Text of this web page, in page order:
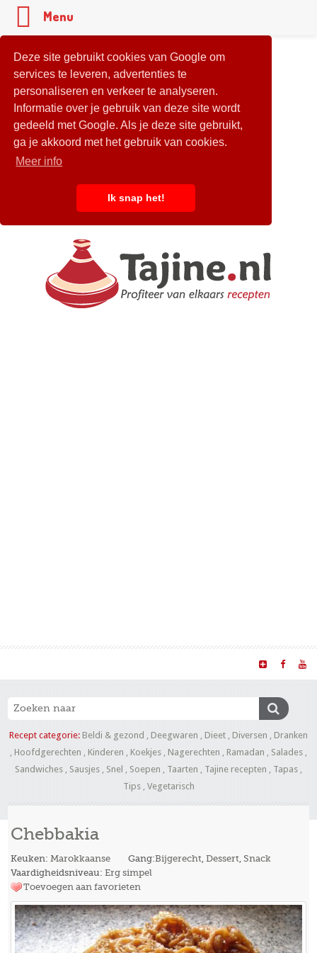
Deze site gebruikt cookies van Google om
services te leveren, advertenties te
personaliseren en verkeer te analyseren.
Informatie over je gebruik van deze site wordt
gedeeld met Google. Als je deze site gebruikt,
ga je akkoord met het gebruik van cookies.
Meer info
Ik snap het!
Recept categorie: Beldi & gezond , Deegwaren , Dieet , Diversen , Dranken
, Hoofdgerechten , Kinderen , Koekjes , Nagerechten , Ramadan , Salades ,
Sandwiches , Sausjes , Snel , Soepen , Taarten , Tajine recepten , Tapas ,
Tips, Vegetarisch
Chebbakia
Keuken:Marokkaanse Gang:Bijgerecht,Dessert,Snack
Vaardigheidsniveau:Erg simpel
Toevoegen aan favorieten
Menu